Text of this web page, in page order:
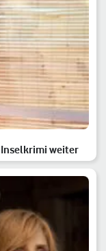
Inselkrimi weiter